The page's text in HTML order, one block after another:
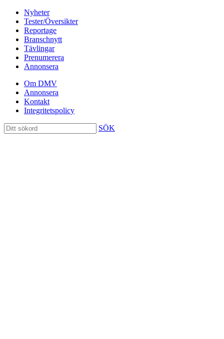
Nyheter
Tester/Översikter
Reportage
Branschnytt
Tävlingar
Prenumerera
Annonsera
Om DMV
Annonsera
Kontakt
Integritetspolicy
SÖK